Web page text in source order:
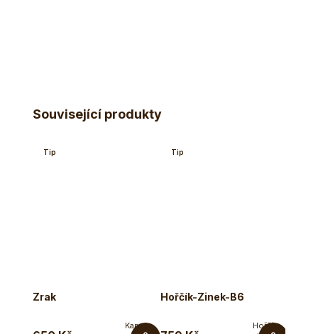
Související produkty
Tip
Zrak
Kapsle
Tip
Hořčík-Zinek-B6
Hořčík,